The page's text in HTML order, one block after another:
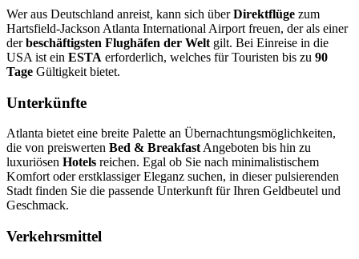
Wer aus Deutschland anreist, kann sich überDirektflüge zum
Hartsfield-Jackson Atlanta International Airport freuen, der als einer
derbeschäftigsten Flughäfen der Welt gilt. Bei Einreise in die
USA ist ein ESTA erforderlich, welches für Touristen bis zu 90
Tage Gültigkeit bietet.
Unterkünfte
Atlanta bietet eine breite Palette an Übernachtungsmöglichkeiten,
die von preiswerten Bed & BreakfastAngeboten bis hin zu
luxuriösen Hotels reichen. Egal ob Sie nach minimalistischem
Komfort oder erstklassiger Eleganz suchen, in dieser pulsierenden
Stadt finden Sie die passende Unterkunft für Ihren Geldbeutel und
Geschmack.
Verkehrsmittel